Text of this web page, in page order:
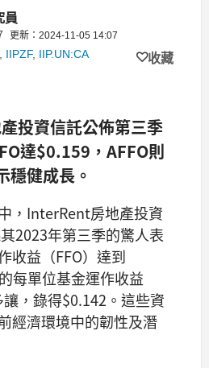
員
更新：2024-11-05 14:07
IIPZF, IIP.UN:CA 收藏
投資信託公佈第三季
達$0.159，AFFO則
健成長。
，InterRent房地產投資
2023年第三季的驚人表
收益（FFO）達到
每單位基金運作收益
讓，錄得$0.142。這些資
經濟環境中的韌性及潛